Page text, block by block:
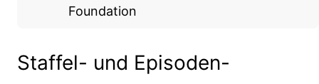
Foundation
Staffel- und Episoden-